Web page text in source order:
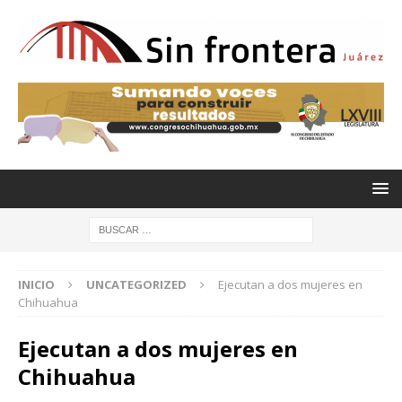
INICIO UNCATEGORIZED
Ejecutan a dos mujeres en
Chihuahua
Ejecutan a dos mujeres en
Chihuahua